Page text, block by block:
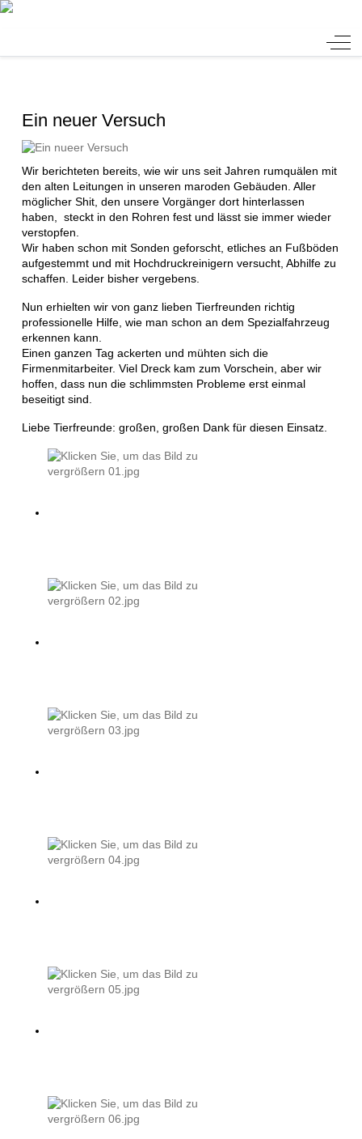
Off-
Ein neuer Versuch
Wir berichteten bereits, wie wir uns seit Jahren rumquälen mit
den alten Leitungen in unseren maroden Gebäuden. Aller
möglicher Shit, den unsere Vorgänger dort hinterlassen
haben, steckt in den Rohren fest und lässt sie immer wieder
verstopfen.
Wir haben schon mit Sonden geforscht, etliches an Fußböden
aufgestemmt und mit Hochdruckreinigern versucht, Abhilfe zu
schaffen. Leider bisher vergebens.
Nun erhielten wir von ganz lieben Tierfreunden richtig
professionelle Hilfe, wie man schon an dem Spezialfahrzeug
erkennen kann.
Einen ganzen Tag ackerten und mühten sich die
Firmenmitarbeiter. Viel Dreck kam zum Vorschein, aber wir
hoffen, dass nun die schlimmsten Probleme erst einmal
beseitigt sind.
Liebe Tierfreunde: großen, großen Dank für diesen Einsatz.